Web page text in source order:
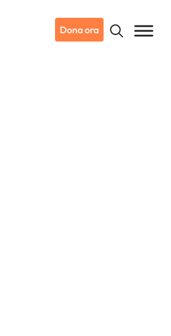
Dona ora
alla
Piemontese per la
oltre 158 mila
sarà possibile dotare l’Istituto di
tre centrali di monitoraggio clinico